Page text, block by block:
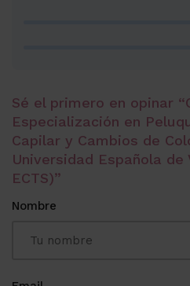
Sé el primero en opinar
Especialización en
Capilar y Cambios de
Universidad Española
ECTS)”
Nombre